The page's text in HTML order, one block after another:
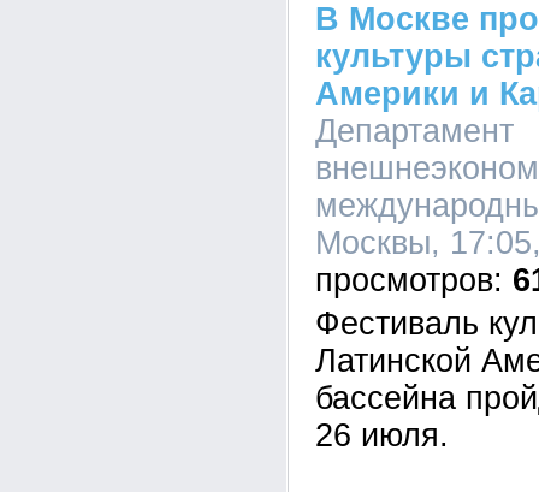
В Москве
культуры
Америки и
Департамент
Москвы,
Фестиваль
Латинской
бассейна
26 июля.